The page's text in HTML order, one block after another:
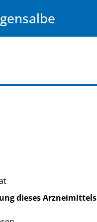
dieses Arzneimittels